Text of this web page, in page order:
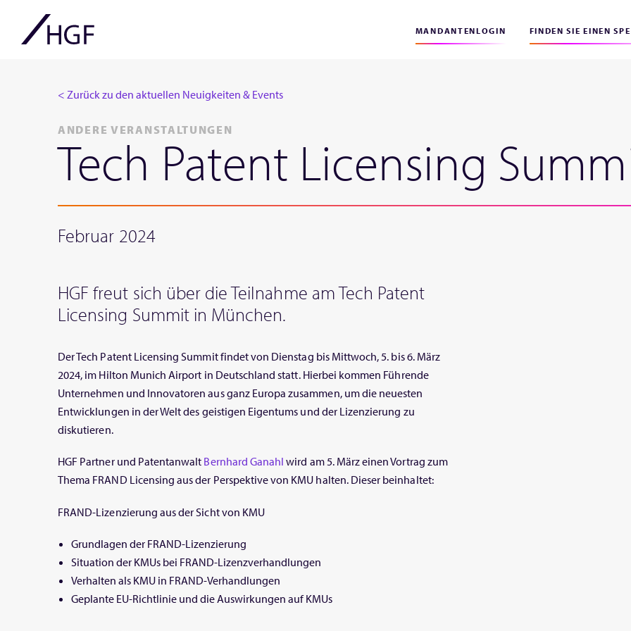
MANDANTENLOGIN FINDEN SIE EINEN
< Zurück zu den aktuellen Neuigkeiten & Events
ANDERE VERANSTALTUNGEN
Tech Patent Licensing
Februar 2024
HGF freut sich über die Teilnahme am Tech Patent
Licensing Summit in München.
Der Tech Patent Licensing Summit findet von Dienstag bis Mittwoch, 5. bis 6. März
2024, im Hilton Munich Airport in Deutschland statt. Hierbei kommen Führende
Unternehmen und Innovatoren aus ganz Europa zusammen, um die neuesten
Entwicklungen in der Welt des geistigen Eigentums und der Lizenzierung zu
diskutieren.
HGF Partner und Patentanwalt Bernhard Ganahl wird am 5. März einen Vortrag zum
Thema FRAND Licensing aus der Perspektive von KMU halten. Dieser beinhaltet:
FRAND-Lizenzierung aus der Sicht von KMU
Grundlagen der FRAND-Lizenzierung
Situation der KMUs bei FRAND-Lizenzverhandlungen
Verhalten als KMU in FRAND-Verhandlungen
Geplante EU-Richtlinie und die Auswirkungen auf KMUs